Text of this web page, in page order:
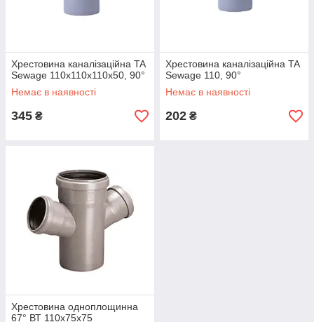
Хрестовина каналізаційна TA
Sewage 110х110х110х50, 90°
Немає в наявності
345 ₴
Хрестовина каналізаційна TA
Sewage 110, 90°
Немає в наявності
202 ₴
Хрестовина одноплощинна
67° ВТ 110x75x75